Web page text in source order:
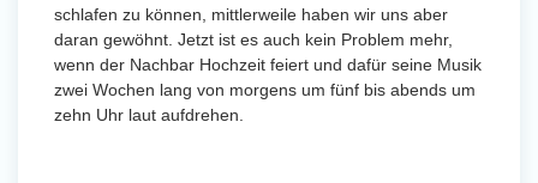
schlafen zu können, mittlerweile haben wir uns aber
daran gewöhnt. Jetzt ist es auch kein Problem mehr,
wenn der Nachbar Hochzeit feiert und dafür seine Musik
zwei Wochen lang von morgens um fünf bis abends um
zehn Uhr laut aufdrehen.